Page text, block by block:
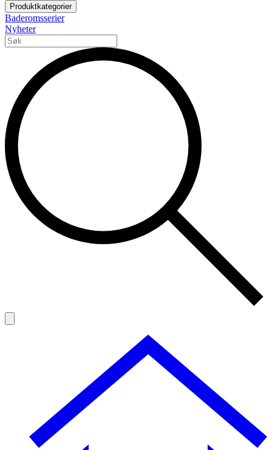
Produktkategorier
Baderomsserier
Nyheter